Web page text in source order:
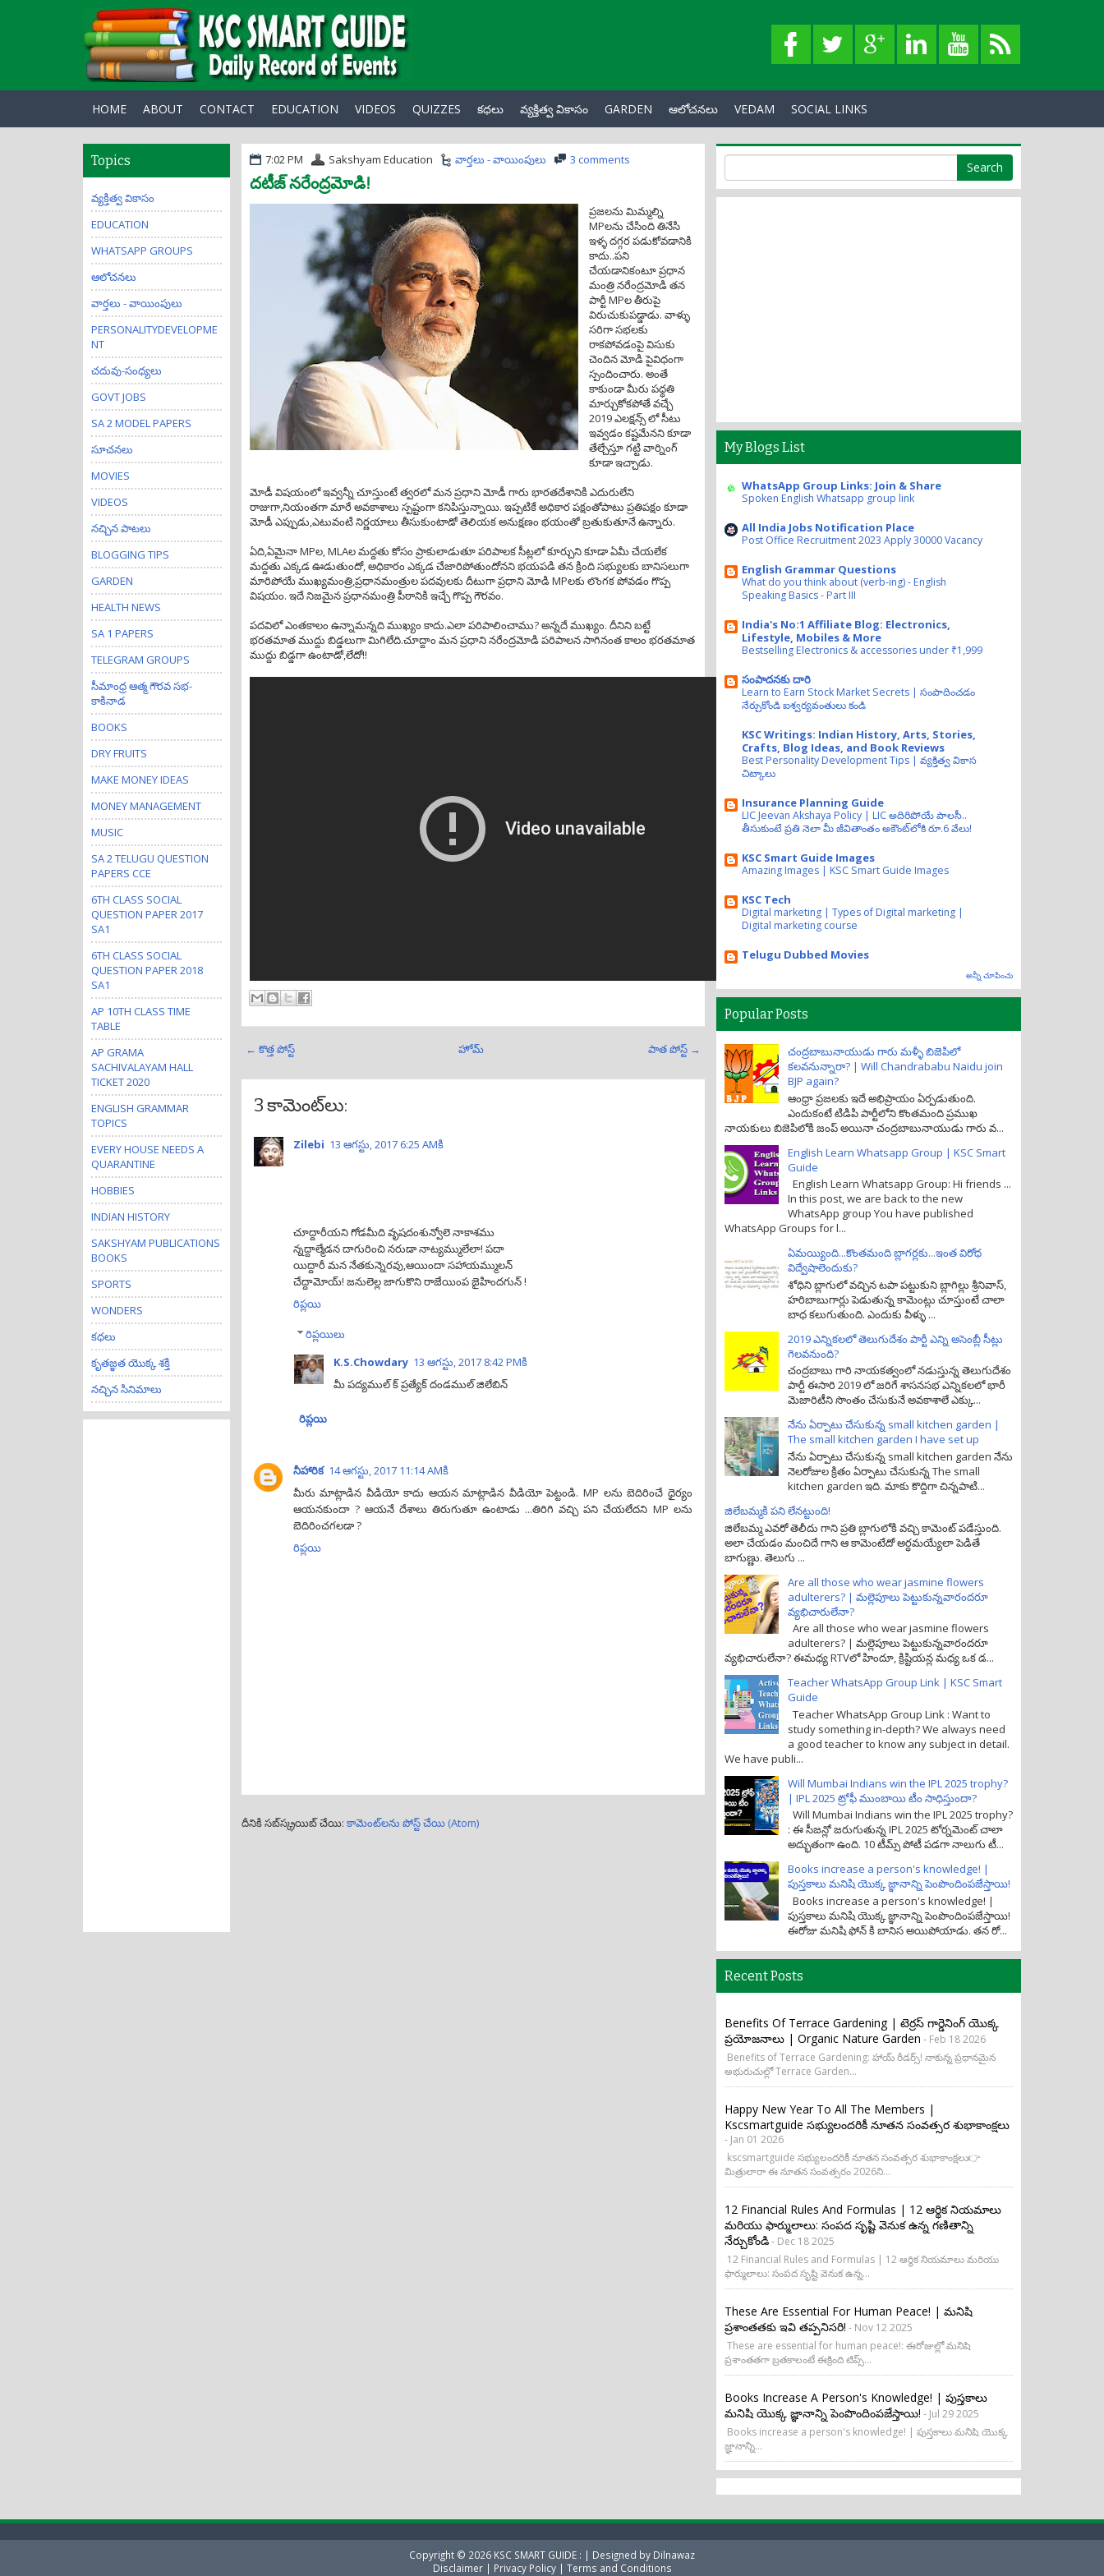
HOME ABOUT CONTACT EDUCATION VIDEOS QUIZZES కధలు వ్యక్తిత్వ వికాసం GARDEN ఆలోచనలు VEDAM SOCIAL LINKS
7:02 PM Sakshyam Education వార్తలు - వాయింపులు 3 comments
దటీజ్ నరేంద్రమోడి!
ప్రజలను మిమ్మల్ని
MPలను చేసింది తినేసి
ఇళ్ళ దగ్గర పడుకోవడానికి
కాదు..పని
చేయడానికంటూ ప్రధాన
మంత్రి నరేంద్రమోడి తన
పార్టీ MPల తీరుపై
విరుచుకుపడ్డాడు. వాళ్ళు
సరిగా సభలకు
రాకపోవడంపై విసుకు
చెందిన మోడి పైవిధంగా
స్పందించారు. అంతే
కాకుండా మీరు పధ్ధతి
మార్చుకోకపోతే వచ్చే
2019 ఎలక్షన్స్ లో సీటు
ఇవ్వడం కష్టమేనని కూడా
తేల్చేస్తూ గట్టి వార్నింగ్
కూడా ఇచ్చాడు.
మోడీ విషయంలో ఇవ్వన్నీ చూస్తుంటే త్వరలో మన ప్రధాని మోడీ గారు భారతదేశానికి ఎదురులేని
రాజుగా,నియంతగా మారే అవకాశాలు స్పష్టంగా కనిపిస్తున్నాయి. ఇప్పటికే అధికార పక్షంతోపాటు ప్రతిపక్షం కూడా
మోడీ ఎప్పుడు,ఎటువంటి నిర్ణయాలు తీసుకుంటాడో తెలియక అనుక్షణం భయంతో బ్రతుకుతూనే ఉన్నారు.
ఏది,ఏమైనా MPల, MLAల మద్దతు కోసం ప్రాకులాడుతూ పరిపాలక సీట్లలో కూర్చుని కూడా ఏమీ చేయలేక
మద్దతు ఎక్కడ ఊడుతుందో, అధికారం ఎక్కడ చేజారిపోతుందోనని భయపడి తన క్రింది సభ్యులకు బానిసలుగా
మారిపోయే ముఖ్యమంత్రి,ప్రధానమంత్రుల పదవులకు దీటుగా ప్రధాని మోడి MPలకు లొంగక పోవడం గొప్ప
విషయం. ఇదే నిజమైన ప్రధానమంత్రి పీఠానికి ఇచ్చే గొప్ప గౌరవం.
పదవిలో ఎంతకాలం ఉన్నామన్నది ముఖ్యం కాదు.ఎలా పరిపాలించాము? అన్నదే ముఖ్యం. దీనిని బట్టే
భరతమాత ముద్దు బిడ్డలుగా మిగిలేది.చూద్దాం మన ప్రధాని నరేంద్రమోడి పరిపాలన సాగినంత కాలం భరతమాత
ముద్దు బిడ్డగా ఉంటాడో,లేదో!!
← కొత్త పోస్ట్ పాత పోస్ట్ →
హోమ్
3 కామెంట్‌లు:
Zilebi 13 ఆగస్టు, 2017 6:25 AMకి
చూద్దారీయని గోడమీది వృషదంశున్వోలె నాకాశము
న్నద్దాల్మేడన దాగురించి నరుడా నాట్యమ్ములేలా! పదా
యిద్దారీ మన నేతకున్నెరవు,ఆయిందా సహాయమ్ములన్
చేద్దామోయ్! జనులెల్ల జాగుకొని రాజేయింప జైహిందగున్ !
రిప్లయి
రిప్లయిలు
K.S.Chowdary 13 ఆగస్టు, 2017 8:42 PMకి
మీ పద్యముల్ క్ ప్రత్యేక్ దండముల్ జిలేబిన్
రిప్లయి
నీహారిక 14 ఆగస్టు, 2017 11:14 AMకి
మీరు మాట్లాడిన వీడియో కాదు ఆయన మాట్లాడిన వీడియో పెట్టండి. MP లను బెదిరించే ధైర్యం
ఆయనకుందా ? ఆయనే దేశాలు తిరుగుతూ ఉంటాడు ...తిరిగి వచ్చి పని చేయలేదని MP లను
బెదిరించగలడా ?
రిప్లయి
దీనికి సబ్‌స్క్రయిబ్ చేయి: కామెంట్‌లను పోస్ట్ చేయి (Atom)
Topics
వ్యక్తిత్వ వికాసం
EDUCATION
WHATSAPP GROUPS
ఆలోచనలు
వార్తలు - వాయింపులు
PERSONALITYDEVELOPME
NT
చదువు-సంధ్యలు
GOVT JOBS
SA 2 MODEL PAPERS
సూచనలు
MOVIES
VIDEOS
నచ్చిన పాటలు
BLOGGING TIPS
GARDEN
HEALTH NEWS
SA 1 PAPERS
TELEGRAM GROUPS
సీమాంధ్ర ఆత్మ గౌరవ సభ-
కాకినాడ
BOOKS
DRY FRUITS
MAKE MONEY IDEAS
MONEY MANAGEMENT
MUSIC
SA 2 TELUGU QUESTION
PAPERS CCE
6TH CLASS SOCIAL
QUESTION PAPER 2017
SA1
6TH CLASS SOCIAL
QUESTION PAPER 2018
SA1
AP 10TH CLASS TIME
TABLE
AP GRAMA
SACHIVALAYAM HALL
TICKET 2020
ENGLISH GRAMMAR
TOPICS
EVERY HOUSE NEEDS A
QUARANTINE
HOBBIES
INDIAN HISTORY
SAKSHYAM PUBLICATIONS
BOOKS
SPORTS
WONDERS
కధలు
కృతజ్ఞత యొక్క శక్తి
నచ్చిన సినిమాలు
My Blogs List
WhatsApp Group Links: Join & Share
Spoken English Whatsapp group link
All India Jobs Notification Place
Post Office Recruitment 2023 Apply 30000 Vacancy
English Grammar Questions
What do you think about (verb-ing) - English
Speaking Basics - Part III
India's No:1 Affiliate Blog: Electronics,
Lifestyle, Mobiles & More
Bestselling Electronics & accessories under ₹1,999
సంపాదనకు దారి
Learn to Earn Stock Market Secrets | సంపాదించడం
నేర్చుకోండి ఐశ్వర్యవంతులు కండి
KSC Writings: Indian History, Arts, Stories,
Crafts, Blog Ideas, and Book Reviews
Best Personality Development Tips | వ్యక్తిత్వ వికాస
చిట్కాలు
Insurance Planning Guide
LIC Jeevan Akshaya Policy | LIC అదిరిపోయే పాలసీ..
తీసుకుంటే ప్రతి నెలా మీ జీవితాంతం అకౌంట్‌లోకి రూ.6 వేలు!
KSC Smart Guide Images
Amazing Images | KSC Smart Guide Images
KSC Tech
Digital marketing | Types of Digital marketing |
Digital marketing course
Telugu Dubbed Movies
అన్నీ చూపించు
Popular Posts
చంద్రబాబునాయుడు గారు మళ్ళీ బిజెపిలో
కలవనున్నారా? | Will Chandrababu Naidu join
BJP again?
ఆంధ్రా ప్రజలకు ఇదే అభిప్రాయం ఏర్పడుతుంది.
ఎందుకంటే టిడిపి పార్టీలోని కొంతమంది ప్రముఖ
నాయకులు బిజెపిలోకి జంప్ అయినా చంద్రబాబునాయుడు గారు వ...
English Learn Whatsapp Group | KSC Smart
Guide
English Learn Whatsapp Group: Hi friends ...
In this post, we are back to the new
WhatsApp group You have published
WhatsApp Groups for l...
ఏమయ్యింది...కొంతమంది బ్లాగర్లకు...ఇంత విరోధ
విద్వేషాలెందుకు?
శోధిని బ్లాగులో వచ్చిన టపా పట్టుకుని బ్లాగిల్లు శ్రీనివాస్,
హరిబాబుగార్లు పెడుతున్న కామెంట్లు చూస్తుంటే చాలా
బాధ కలుగుతుంది. ఎందుకు వీళ్ళు ...
2019 ఎన్నికలలో తెలుగుదేశం పార్టీ ఎన్ని అసెంబ్లీ సీట్లు
గెలవనుంది?
చంద్రబాబు గారి నాయకత్వంలో నడుస్తున్న తెలుగుదేశం
పార్టీ ఈసారి 2019 లో జరిగే శాసనసభ ఎన్నికలలో భారీ
మెజారిటీని సొంతం చేసుకునే అవకాశాలే ఎక్కు...
నేను ఏర్పాటు చేసుకున్న small kitchen garden |
The small kitchen garden I have set up
నేను ఏర్పాటు చేసుకున్న small kitchen garden నేను
నెలరోజుల క్రితం ఏర్పాటు చేసుకున్న The small
kitchen garden ఇది. మాకు కొద్దిగా చిన్నపాటి...
జిలేబమ్మకి పని లేనట్టుంది!
జిలేబమ్మ ఎవరో తెలీదు గాని ప్రతి బ్లాగులోకి వచ్చి కామెంట్ పడేస్తుంది.
అలా చేయడం మంచిదే గాని ఆ కామెంటేదో అర్ధమయ్యేలా పెడితే
బాగుణ్ణు. తెలుగు ...
Are all those who wear jasmine flowers
adulterers? | మల్లెపూలు పెట్టుకున్నవారందరూ
వ్యభిచారులేనా?
Are all those who wear jasmine flowers
adulterers? | మల్లెపూలు పెట్టుకున్నవారందరూ
వ్యభిచారులేనా? ఈమధ్య RTVలో హిందూ, క్రిష్టియన్ల మధ్య ఒక డ...
Teacher WhatsApp Group Link | KSC Smart
Guide
Teacher WhatsApp Group Link : Want to
study something in-depth? We always need
a good teacher to know any subject in detail.
We have publi...
Will Mumbai Indians win the IPL 2025 trophy?
| IPL 2025 ట్రోఫీ ముంబాయి టీం సాధిస్తుందా?
Will Mumbai Indians win the IPL 2025 trophy?
: ఈ సీజన్లో జరుగుతున్న IPL 2025 టోర్నమెంట్ చాలా
అద్భుతంగా ఉంది. 10 టీమ్స్ పోటీ పడగా నాలుగు టీ...
Books increase a person's knowledge! |
పుస్తకాలు మనిషి యొక్క జ్ఞానాన్ని పెంపొందింపజేస్తాయి!
Books increase a person's knowledge! |
పుస్తకాలు మనిషి యొక్క జ్ఞానాన్ని పెంపొందింపజేస్తాయి!
ఈరోజు మనిషి ఫోన్ కి బానిస అయిపోయాడు. తన రో...
Recent Posts
Benefits Of Terrace Gardening | టెర్రస్ గార్డెనింగ్ యొక్క
ప్రయోజనాలు | Organic Nature Garden - Feb 18 2026
Benefits of Terrace Gardening: హాయ్ రీడర్స్! నాకున్న ప్రధానమైన
అభురుచుల్లో Terrace Garden...
Happy New Year To All The Members |
Kscsmartguide సభ్యులందరికీ నూతన సంవత్సర శుభాకాంక్షలు
- Jan 01 2026
kscsmartguide సభ్యులందరికీ నూతన సంవత్సర శుభాకాంక్షలు👉
మిత్రులారా ఈ నూతన సంవత్సరం 2026ని...
12 Financial Rules And Formulas | 12 ఆర్థిక నియమాలు
మరియు ఫార్ములాలు: సంపద సృష్టి వెనుక ఉన్న గణితాన్ని
నేర్చుకోండి- Dec 18 2025
12 Financial Rules and Formulas | 12 ఆర్థిక నియమాలు మరియు
ఫార్ములాలు: సంపద సృష్టి వెనుక ఉన్న...
These Are Essential For Human Peace! | మనిషి
ప్రశాంతతకు ఇవి తప్పనిసరి! - Nov 12 2025
These are essential for human peace!: ఈరోజుల్లో మనిషి
ప్రశాంతతగా బ్రతకాలంటే ఈక్రింది టిప్స్...
Books Increase A Person's Knowledge! | పుస్తకాలు
మనిషి యొక్క జ్ఞానాన్ని పెంపొందింపజేస్తాయి! - Jul 29 2025
Books increase a person's knowledge! | పుస్తకాలు మనిషి యొక్క
జ్ఞానాన్ని...
Copyright © 2026 KSC SMART GUIDE : | Designed by Dilnawaz
Disclaimer| Privacy Policy| Terms and Conditions